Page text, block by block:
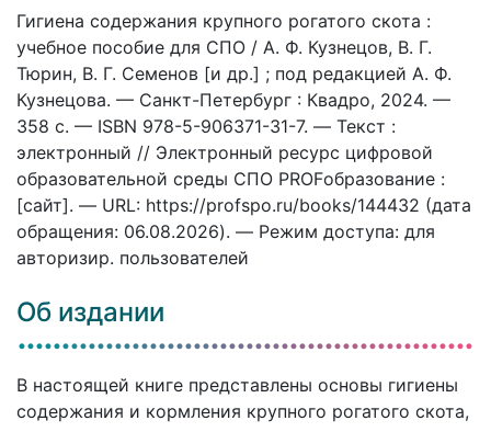
Гигиена содержания крупного рогатого скота :
учебное пособие для СПО / А. Ф. Кузнецов, В. Г.
Тюрин, В. Г. Семенов [и др.] ; под редакцией А. Ф.
Кузнецова. — Санкт-Петербург : Квадро, 2024. —
358 c. — ISBN 978-5-906371-31-7. — Текст :
электронный // Электронный ресурс цифровой
образовательной среды СПО PROFобразование :
[сайт]. — URL: https://profspo.ru/books/144432 (дата
обращения: 06.08.2026). — Режим доступа: для
авторизир. пользователей
Об издании
В настоящей книге представлены основы гигиены
содержания и кормления крупного рогатого скота,